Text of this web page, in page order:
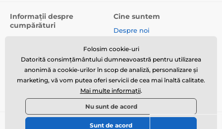
Informații despre
cumpărături
Returnare produse și
reclamații
Politica de confidențialitate
Cine suntem
Despre noi
Parteneriat cu Galamodino
© 2026 www.galamodino.ro ⦁ E-shop creat de
Folosim cookie-uri
Datorită consimțământului dumneavoastră pentru utilizarea
anonimă a cookie-urilor în scop de analiză, personalizare și
marketing, vă vom putea oferi servicii de cea mai înaltă calitate.
Mai multe informații.
Nu sunt de acord
Sunt de acord